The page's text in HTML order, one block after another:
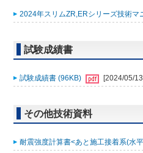
2024年スリムZR,ERシリーズ技術マ
試験成績書
試験成績書 (96KB) [2024/05/
その他技術資料
耐震強度計算書<あと施工接着系(水